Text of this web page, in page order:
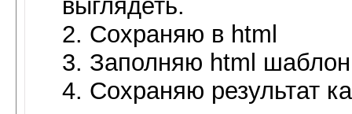
выглядеть.
2. Сохраняю в html
3. Заполняю html
4. Сохраняю результат